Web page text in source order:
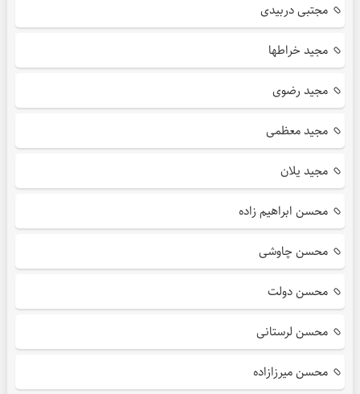
مجتبی دربیدی
مجید خراطها
مجید رضوی
مجید معظمی
مجید یلان
محسن ابراهیم زاده
محسن چاوشی
محسن دولت
محسن لرستانی
محسن میرزازاده